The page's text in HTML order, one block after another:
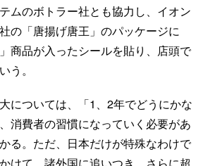
ムのボトラー社とも協力し、イオン
の「唐揚げ唐王」のパッケージに
商品が入ったシールを貼り、店頭で
う。
については、「1、2年でどうにかな
消費者の習慣になっていく必要があ
る。ただ、日本だけが特殊なわけで